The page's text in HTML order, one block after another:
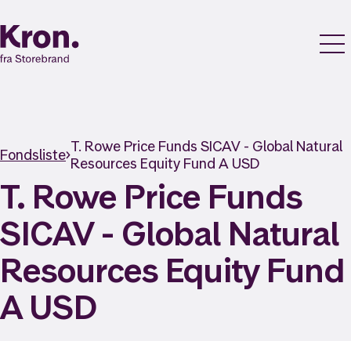
Fondsliste T. Rowe Price Funds SICAV - Global Natural
Resources Equity Fund A USD
T. Rowe Price Funds
SICAV - Global Natural
Resources Equity Fund
A USD